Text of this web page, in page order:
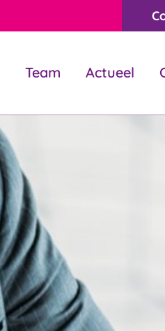
Team Actueel